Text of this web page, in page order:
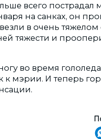
всего пострадал
на санках, он
в очень тяжелом
тяжести и
во время гололеда
к мэрии. И теперь